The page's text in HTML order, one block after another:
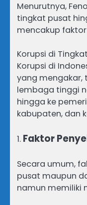
Menurutnya,
tingkat pusat
mencakup
Korupsi di
Korupsi di
yang
lembaga tinggi
hingga ke
kabupaten, dan
1. Faktor
Secara umum,
pusat maupun
namun memiliki